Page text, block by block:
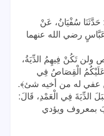
حَدَّثَنَا سُفْيَانُ، عَنْ
رضي الله عنهما
تَكُنْ فِيهِمُ الدِّيَةُ،
عَلَيْكُمُ الْقِصَاصُ فِي
عفي له من أخيه شئ﴾.
الدِّيَةَ فِي الْعَمْدِ، قَالَ:
بمعروف ويؤدي